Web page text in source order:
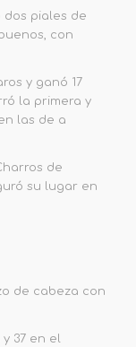
dos piales de
con
y ganó 17
la primera y
las de a
de
su lugar en
de cabeza con
37 en el